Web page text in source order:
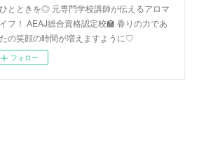
とときを◎ 元専門学校講師が伝えるアロマ
フ！ AEAJ総合資格認定校🏫 香りの力であ
の笑顔の時間が増えますように♡
フォロー